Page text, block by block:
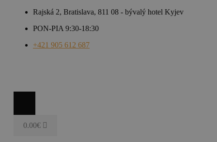
Rajská 2, Bratislava, 811 08 - bývalý hotel Kyjev
PON-PIA 9:30-18:30
+421 905 612 687
0.00€